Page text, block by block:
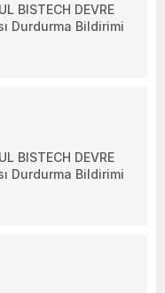
BISTECH DEVRE
Durdurma Bildirimi
BISTECH DEVRE
Durdurma Bildirimi